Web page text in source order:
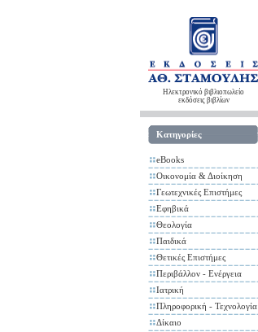
Ηλεκτρονικό βιβλιοπωλείο
εκδόσεις βιβλίων
Κατηγορίες
eBooks
Οικονομία & Διοίκηση
Γεωτεχνικές Επιστήμες
Εφηβικά
Θεολογία
Παιδικά
Θετικές Επιστήμες
Περιβάλλον - Ενέργεια
Ιατρική
Πληροφορική - Τεχνολογία
Δίκαιο